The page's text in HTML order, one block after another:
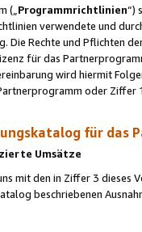
(„Programmrichtlinien“)
verwendete und
Die Rechte und Pflichten
für das
wird hiermit
oder
für das
Umsätze
mit den in Ziffer 3
beschriebenen